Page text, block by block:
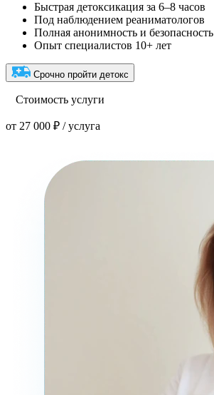
Быстрая детоксикация за 6–8 часов
Под наблюдением реаниматологов
Полная анонимность и безопасность
Опыт специалистов 10+ лет
Срочно пройти детокс
Стоимость услуги
от 27 000 ₽ / услуга